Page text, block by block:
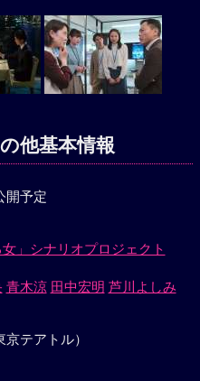
他基本情報
開予定
女」シナリオプロジェクト
青木涼 田中宏明 芦川よしみ
テアトル）